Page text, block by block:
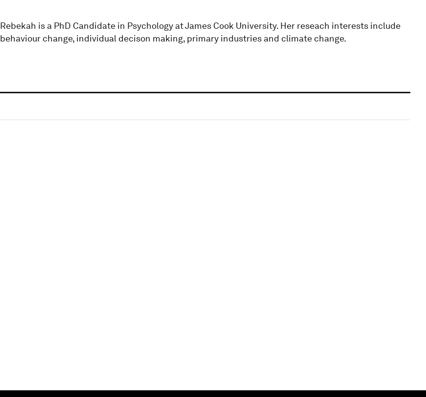
Rebekah is a PhD Candidate in Psychology at James Cook University. Her reseach interests include
behaviour change, individual decison making, primary industries and climate change.